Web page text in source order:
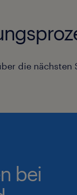
die nächsten
bei